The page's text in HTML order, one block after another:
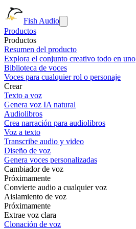
Fish Audio
Productos
Productos
Resumen del producto
Explora el conjunto creativo todo en uno
Biblioteca de voces
Voces para cualquier rol o personaje
Crear
Texto a voz
Genera voz IA natural
Audiolibros
Crea narración para audiolibros
Voz a texto
Transcribe audio y video
Diseño de voz
Genera voces personalizadas
Cambiador de voz
Próximamente
Convierte audio a cualquier voz
Aislamiento de voz
Próximamente
Extrae voz clara
Clonación de voz